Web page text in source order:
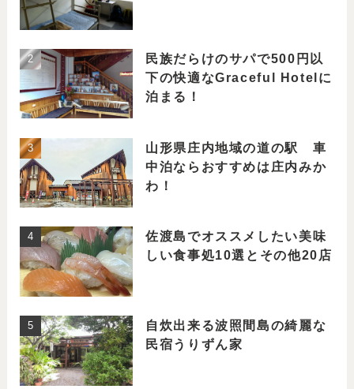
民族だらけのサパで500円以
下の快適なGraceful Hotelに
泊まる！
山形県庄内地域の道の駅 車
中泊ならおすすめは庄内みか
わ！
佐渡島でオススメしたい美味
しい食事処10選とその他20店
自炊出来る波照間島の綺麗な
民宿うりずん家